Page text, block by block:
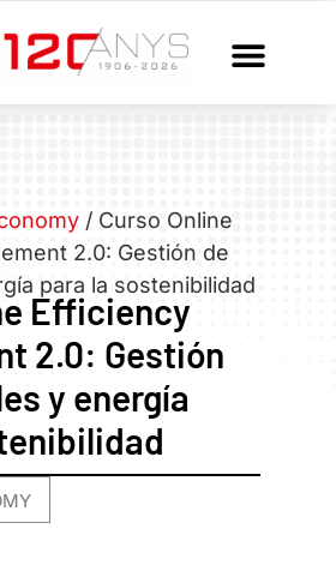
/ Curso Online
2.0: Gestión de
para la sostenibilidad
Efficiency
2.0: Gestión
y energí­a